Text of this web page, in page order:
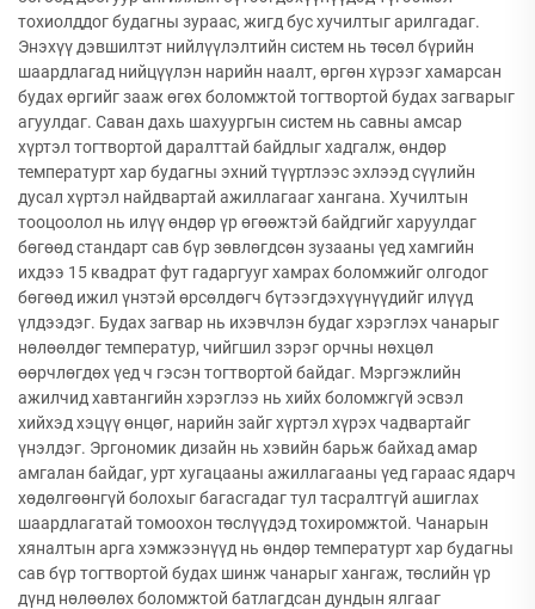
тохиолддог будагны зураас, жигд бус хучилтыг арилгадаг.
Энэхүү дэвшилтэт нийлүүлэлтийн систем нь төсөл бүрийн
шаардлагад нийцүүлэн нарийн наалт, өргөн хүрээг хамарсан
будах өргийг зааж өгөх боломжтой тогтвортой будах загварыг
агуулдаг. Саван дахь шахуургын систем нь савны амсар
хүртэл тогтвортой даралттай байдлыг хадгалж, өндөр
температурт хар будагны эхний түүртлээс эхлээд сүүлийн
дусал хүртэл найдвартай ажиллагааг хангана. Хучилтын
тооцоолол нь илүү өндөр үр өгөөжтэй байдгийг харуулдаг
бөгөөд стандарт сав бүр зөвлөгдсөн зузааны үед хамгийн
ихдээ 15 квадрат фут гадаргууг хамрах боломжийг олгодог
бөгөөд ижил үнэтэй өрсөлдөгч бүтээгдэхүүнүүдийг илүүд
үлдээдэг. Будах загвар нь ихэвчлэн будаг хэрэглэх чанарыг
нөлөөлдөг температур, чийгшил зэрэг орчны нөхцөл
өөрчлөгдөх үед ч гэсэн тогтвортой байдаг. Мэргэжлийн
ажилчид хавтангийн хэрэглээ нь хийх боломжгүй эсвэл
хийхэд хэцүү өнцөг, нарийн зайг хүртэл хүрэх чадвартайг
үнэлдэг. Эргономик дизайн нь хэвийн барьж байхад амар
амгалан байдаг, урт хугацааны ажиллагааны үед гараас ядарч
хөдөлгөөнгүй болохыг багасгадаг тул тасралтгүй ашиглах
шаардлагатай томоохон төслүүдэд тохиромжтой. Чанарын
хяналтын арга хэмжээнүүд нь өндөр температурт хар будагны
сав бүр тогтвортой будах шинж чанарыг хангаж, төслийн үр
дүнд нөлөөлөх боломжтой батлагдсан дундын ялгааг